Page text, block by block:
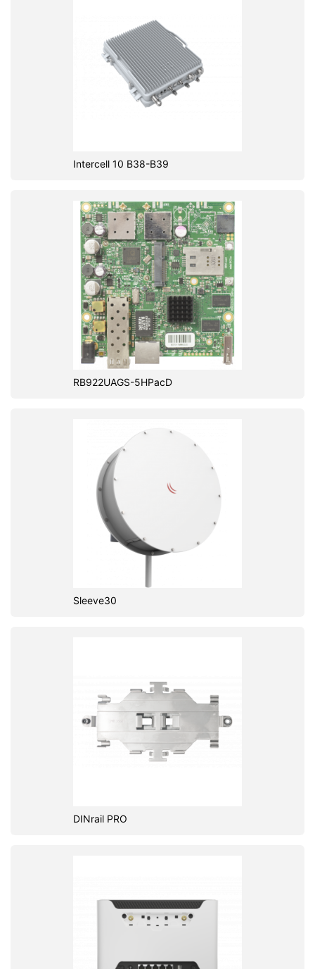
Intercell 10 B38-B39
RB922UAGS-5HPacD
Sleeve30
DINrail PRO